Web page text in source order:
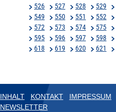
526
527 528 529
549
550 551 552
572
573 574 575
595
596 597 598
618
619 620 621
INHALT KONTAKT IMPRESSUM
NEWSLETTER